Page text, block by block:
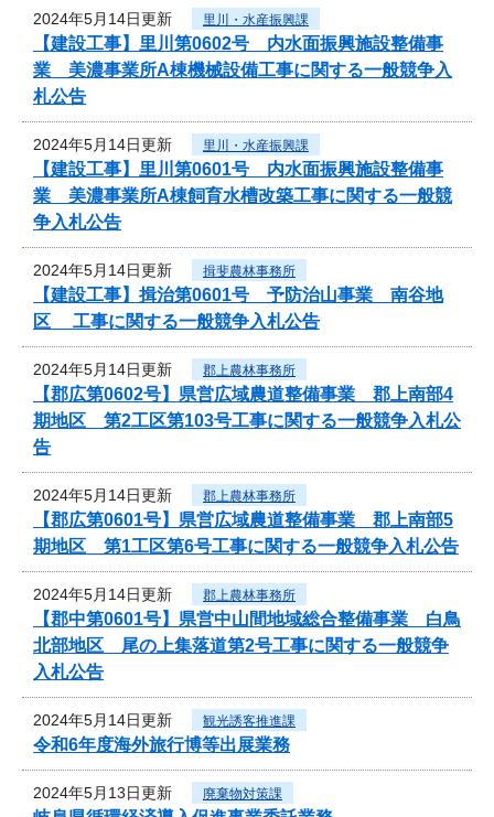
2024年5月14日更新 里川・水産振興課
【建設工事】里川第0602号 内水面振興施設整備事
業 美濃事業所A棟機械設備工事に関する一般競争入
札公告
2024年5月14日更新 里川・水産振興課
【建設工事】里川第0601号 内水面振興施設整備事
業 美濃事業所A棟飼育水槽改築工事に関する一般競
争入札公告
2024年5月14日更新 揖斐農林事務所
【建設工事】揖治第0601号 予防治山事業 南谷地
区 工事に関する一般競争入札公告
2024年5月14日更新 郡上農林事務所
【郡広第0602号】県営広域農道整備事業 郡上南部4
期地区 第2工区第103号工事に関する一般競争入札公
告
2024年5月14日更新 郡上農林事務所
【郡広第0601号】県営広域農道整備事業 郡上南部5
期地区 第1工区第6号工事に関する一般競争入札公告
2024年5月14日更新 郡上農林事務所
【郡中第0601号】県営中山間地域総合整備事業 白鳥
北部地区 尾の上集落道第2号工事に関する一般競争
入札公告
2024年5月14日更新 観光誘客推進課
令和6年度海外旅行博等出展業務
2024年5月13日更新 廃棄物対策課